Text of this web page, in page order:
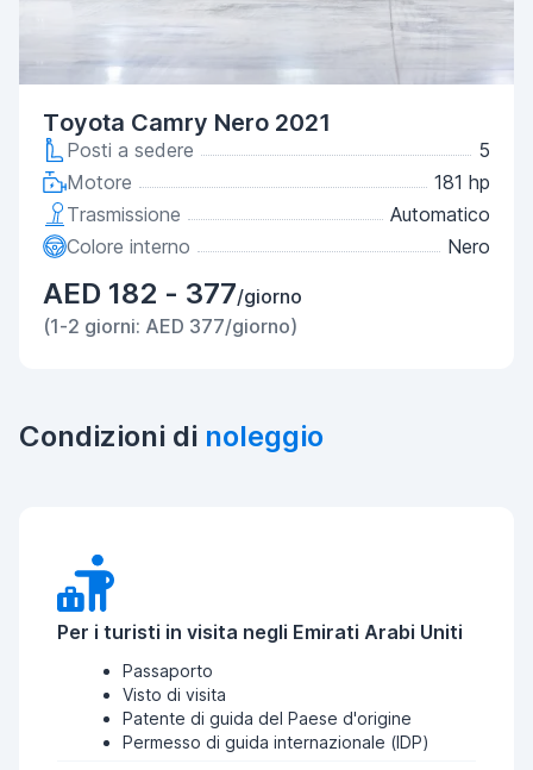
Toyota Camry Nero 2021
Posti a sedere
5
Motore
181 hp
Trasmissione
Automatico
Colore interno
Nero
AED 182 - 377/giorno
(1-2 giorni: AED 377/giorno)
Condizioni di noleggio
Per i turisti in visita negli Emirati Arabi Uniti
Passaporto
Visto di visita
Patente di guida del Paese d'origine
Permesso di guida internazionale (IDP)